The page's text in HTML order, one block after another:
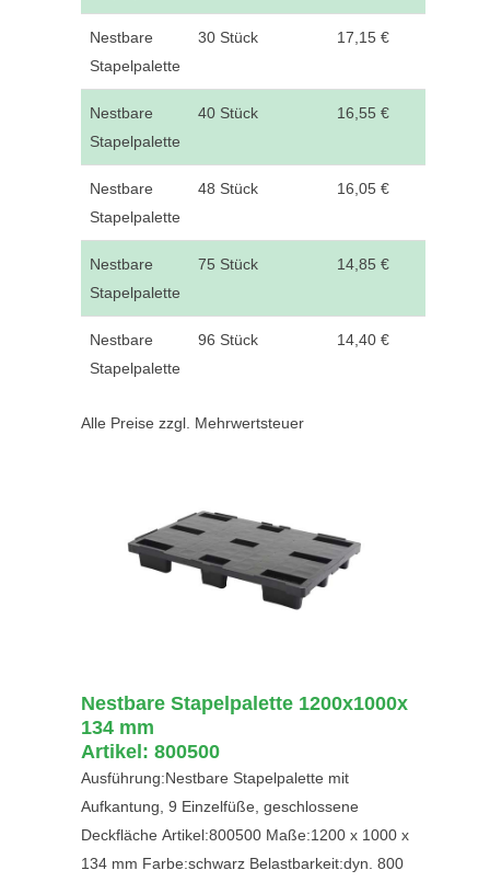
Nestbare
Stapelpalette
30 Stück 17,15 €
Nestbare
Stapelpalette
40 Stück 16,55 €
Nestbare
Stapelpalette
48 Stück 16,05 €
Nestbare
Stapelpalette
75 Stück 14,85 €
Nestbare
Stapelpalette
96 Stück 14,40 €
Alle Preise zzgl. Mehrwertsteuer
Nestbare Stapelpalette 1200x1000x
134 mm
Artikel: 800500
Ausführung:Nestbare Stapelpalette mit
Aufkantung, 9 Einzelfüße, geschlossene
Deckfläche Artikel:800500 Maße:1200 x 1000 x
134 mm Farbe:schwarz Belastbarkeit:dyn. 800